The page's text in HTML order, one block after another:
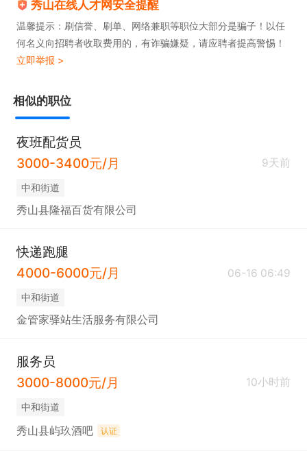
秀山在线人才网安全提醒
温馨提示：刷信誉、刷单、网络兼职等职位大部分是骗子！以任
何名义向招聘者收取费用的，有诈骗嫌疑，请应聘者提高警惕！
立即举报 >
相似的职位
夜班配货员
3000-3400元/月
9天前
中和街道
秀山县隆福百货有限公司
快递跑腿
4000-6000元/月
06-16 06:49
中和街道
金管家驿站生活服务有限公司
服务员
3000-8000元/月
10小时前
中和街道
秀山县屿玖酒吧 认证